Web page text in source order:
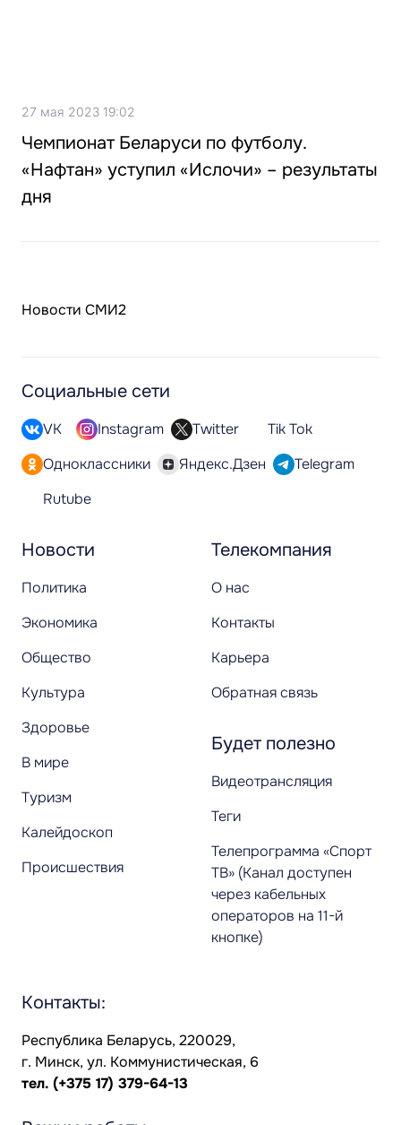
27 мая 2023 19:02
Чемпионат Беларуси по футболу.
«Нафтан» уступил «Ислочи» – результаты
дня
Новости СМИ2
Новости
Политика
Экономика
Общество
Культура
Здоровье
В мире
Туризм
Калейдоскоп
Происшествия
Телекомпания
О нас
Контакты
Карьера
Обратная связь
Будет полезно
Видеотрансляция
Теги
Телепрограмма «Спорт
ТВ» (Канал доступен
через кабельных
операторов на 11-й
кнопке)
Социальные сети
VK Instagram Twitter
Tik Tok
Одноклассники
Яндекс.Дзен
Telegram
Rutube
Контакты:
Республика Беларусь, 220029,
г. Минск, ул. Коммунистическая, 6
тел. (+375 17) 379-64-13